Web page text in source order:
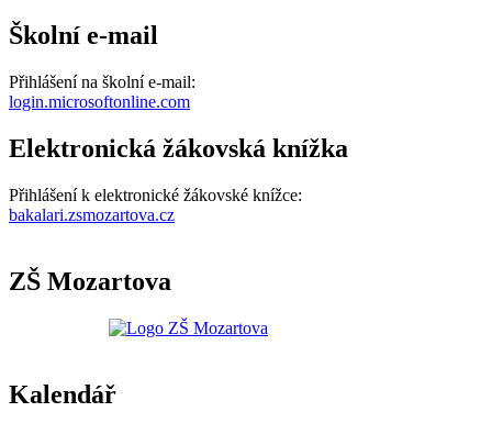
Školní e-mail
Přihlášení na školní e-mail:
login.microsoftonline.com
Elektronická žákovská knížka
Přihlášení k elektronické žákovské knížce:
bakalari.zsmozartova.cz
ZŠ Mozartova
Kalendář